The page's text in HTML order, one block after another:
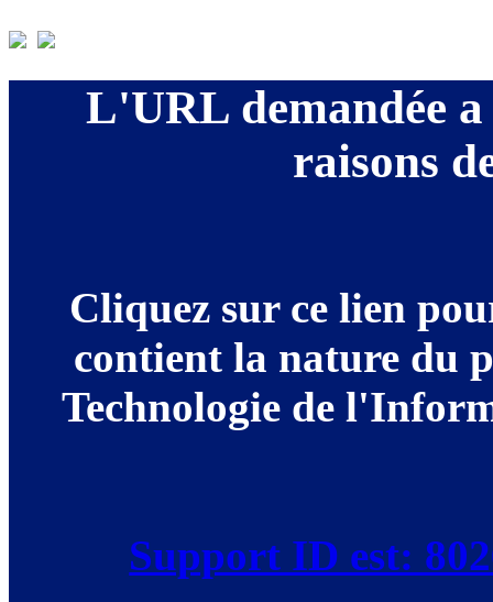
L'URL demandée a
raisons
Cliquez sur ce lien
contient la nature du
Technologie de
Support ID est: